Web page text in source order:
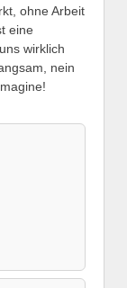
ohne Arbeit
eine
wirklich
nein